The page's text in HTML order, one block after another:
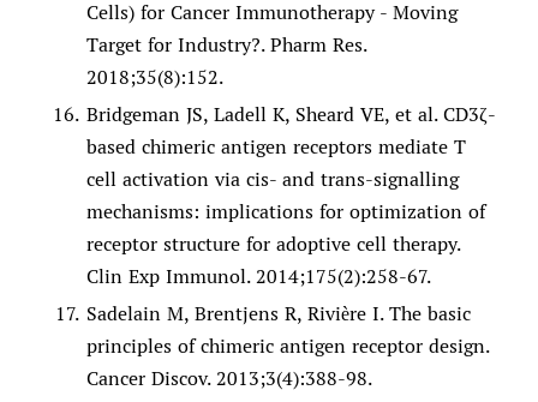
Cells) for Cancer Immunotherapy - Moving
Target for Industry?. Pharm Res.
2018;35(8):152.
Bridgeman JS, Ladell K, Sheard VE, et al. CD3ζ-
based chimeric antigen receptors mediate T
cell activation via cis- and trans-signalling
mechanisms: implications for optimization of
receptor structure for adoptive cell therapy.
Clin Exp Immunol. 2014;175(2):258-67.
Sadelain M, Brentjens R, Rivière I. The basic
principles of chimeric antigen receptor design.
Cancer Discov. 2013;3(4):388-98.